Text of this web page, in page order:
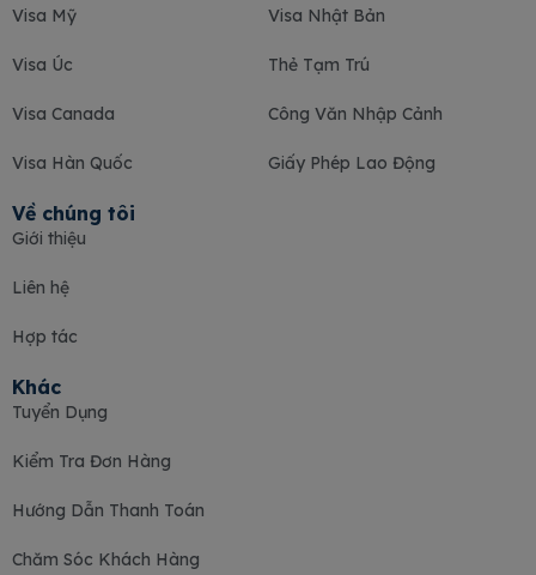
Về chúng tôi
Giới thiệu
Liên hệ
Hợp tác
Visa Mỹ
Visa Úc
Visa Canada
Visa Hàn Quốc
Visa Nhật Bản
Thẻ Tạm Trú
Công Văn Nhập Cảnh
Giấy Phép Lao Động
Khác
Tuyển Dụng
Kiểm Tra Đơn Hàng
Hướng Dẫn Thanh Toán
Chăm Sóc Khách Hàng